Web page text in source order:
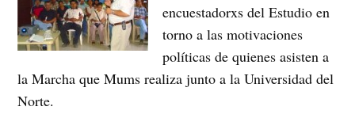
encuestadorxs del Estudio en
torno a las motivaciones
políticas de quienes asisten a
la Marcha que Mums realiza junto a la Universidad del
Norte.